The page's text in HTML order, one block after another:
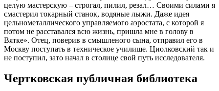
целую мастерскую – строгал, пилил, резал… Своими силами я
смастерил токарный станок, водяные лыжи. Даже идея
цельнометаллического управляемого аэростата, с которой я
потом не расставался всю жизнь, пришла мне в голову в
Вятке». Отец, поверив в смышленого сына, отправил его в
Москву поступать в техническое училище. Циолковский так и
не поступил, зато начал в столице свой путь исследователя.
Чертковская публичная библиотека